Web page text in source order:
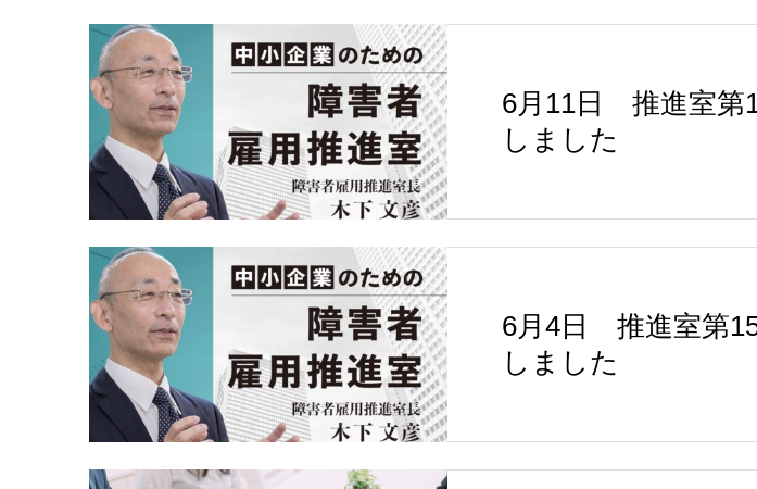
6月11日 推進室
しました
6月4日 推進室第
しました